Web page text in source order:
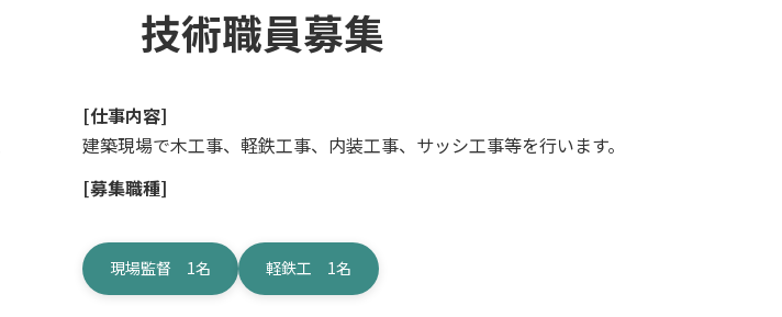
技術職員募集
[仕事内容]
建築現場で木工事、軽鉄工事、内装工事、サッシ工事等を行います。
[募集職種]
現場監督 1名 軽鉄工 1名